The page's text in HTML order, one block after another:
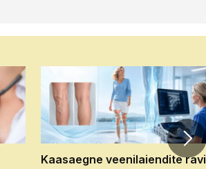
Kaasaegne veenilaiendite ravi